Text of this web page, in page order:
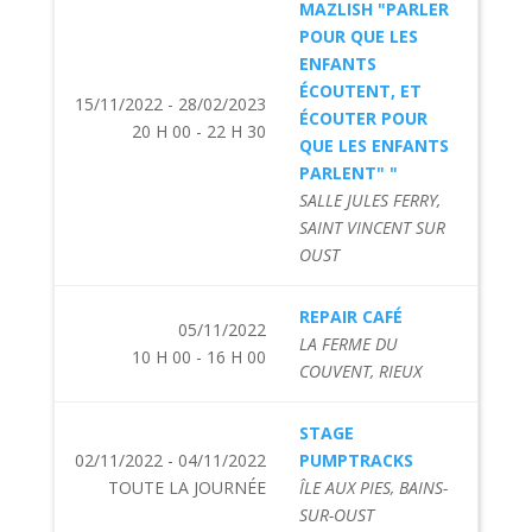
15/11/2022 - 28/02/2023
20 H 00 - 22 H 30
MAZLISH "PARLER
POUR QUE LES
ENFANTS
ÉCOUTENT, ET
ÉCOUTER POUR
QUE LES ENFANTS
PARLENT" "
SALLE JULES FERRY,
SAINT VINCENT SUR
OUST
05/11/2022
10 H 00 - 16 H 00
REPAIR CAFÉ
LA FERME DU
COUVENT, RIEUX
02/11/2022 - 04/11/2022
TOUTE LA JOURNÉE
STAGE
PUMPTRACKS
ÎLE AUX PIES, BAINS-
SUR-OUST